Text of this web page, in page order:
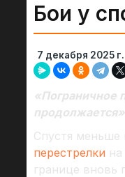
Бои у
7 декабря 2025 г.
«Пограничное
продолжается»
Спустя меньше
перестрелки
границе